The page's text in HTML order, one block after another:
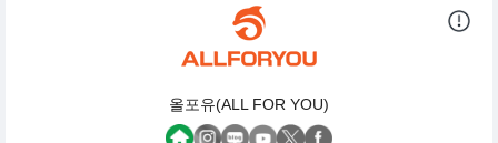
올포유(ALL FOR YOU)